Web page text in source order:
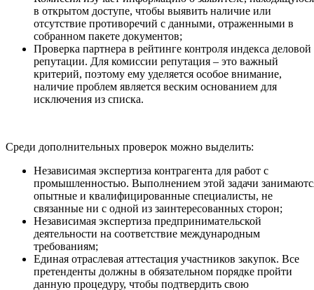
в открытом доступе, чтобы выявить наличие или
отсутствие противоречий с данными, отраженными в
собранном пакете документов;
Проверка партнера в рейтинге контроля индекса деловой
репутации. Для комиссии репутация – это важный
критерий, поэтому ему уделяется особое внимание,
наличие проблем является веским основанием для
исключения из списка.
Среди дополнительных проверок можно выделить:
Независимая экспертиза контрагента для работ с
промышленностью. Выполнением этой задачи
опытные и квалифицированные специалисты, не
связанные ни с одной из заинтересованных сторон;
Независимая экспертиза предпринимательской
деятельности на соответствие международным
требованиям;
Единая отраслевая аттестация участников закупок. Все
претенденты должны в обязательном порядке пройти
данную процедуру, чтобы подтвердить свою